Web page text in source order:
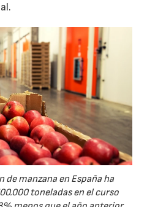
de manzana en España ha
toneladas en el curso